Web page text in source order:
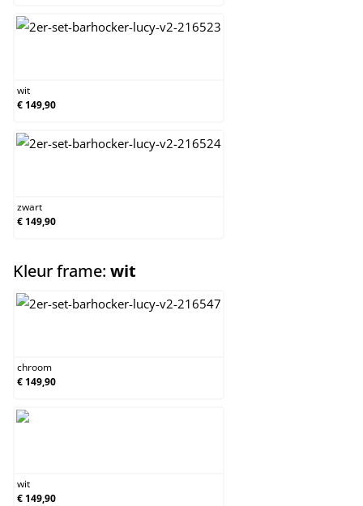
wit
€ 149,90
zwart
€ 149,90
Kleur frame: wit
chroom
€ 149,90
wit
€ 149,90